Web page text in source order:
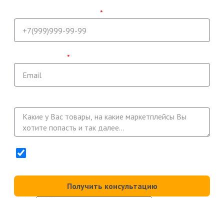
Получить консультацию